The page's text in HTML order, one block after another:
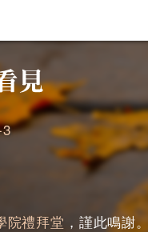
院禮拜堂 ，謹此鳴謝